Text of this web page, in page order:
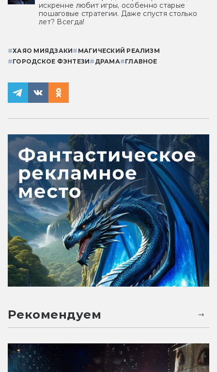
искренне любит игры, особенно старые
пошаговые стратегии. Даже спустя столько
лет? Всегда!
#ХАЯО МИЯДЗАКИ# МАГИЧЕСКИЙ РЕАЛИЗМ
#ГОРОДСКОЕ ФЭНТЕЗИ# ДРАМА#ГЛАВНОЕ
Рекомендуем